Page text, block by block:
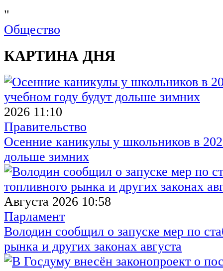
"
Общество
КАРТИНА ДНЯ
2026 11:10
Правительство
Осенние каникулы у школьников в
дольше зимних
Августа 2026 10:58
Парламент
Володин сообщил о запуске мер по
рынка и других законах августа